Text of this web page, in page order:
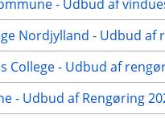
- Udbud af
Nordjylland - Udbud af
College - Udbud af
- Udbud af Rengøring